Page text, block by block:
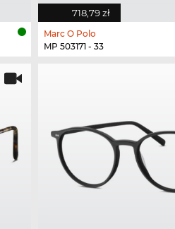
718,79 zł
Marc O Polo
MP 503171 - 33